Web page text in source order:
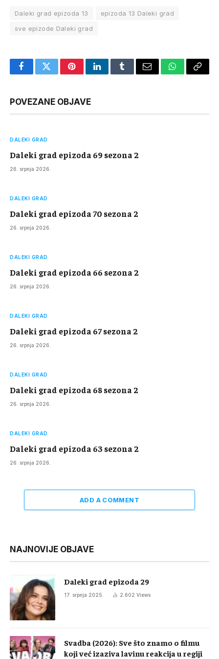
Daleki grad epizoda 13
epizoda 13 Daleki grad
sve epizode Daleki grad
FacebookTwitterPinterestLinkedInTumblrEmail WhatsApp
Copy
POVEZANE OBJAVE
DALEKI GRAD
Daleki grad epizoda 69 sezona 2
26. srpnja 2026.
DALEKI GRAD
Daleki grad epizoda 70 sezona 2
26. srpnja 2026.
DALEKI GRAD
Daleki grad epizoda 66 sezona 2
26. srpnja 2026.
DALEKI GRAD
Daleki grad epizoda 67 sezona 2
26. srpnja 2026.
DALEKI GRAD
Daleki grad epizoda 68 sezona 2
26. srpnja 2026.
DALEKI GRAD
Daleki grad epizoda 63 sezona 2
26. srpnja 2026.
ADD A COMMENT
NAJNOVIJE OBJAVE
Daleki grad epizoda 29
17. srpnja 2025. 2.602 Views
Svadba (2026): Sve što znamo o filmu
koji već izaziva lavinu reakcija u regiji